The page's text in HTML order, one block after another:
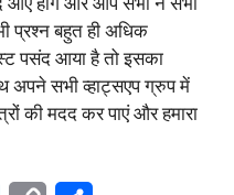
प्रश्न बहुत ही अधिक
पसंद आया है तो इसका
सभी व्हाट्सएप ग्रुप में
की मदद कर पाएं और हमारा